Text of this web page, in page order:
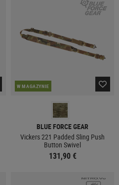
W MAGAZYNIE
BLUE FORCE GEAR
Vickers 221 Padded Sling Push
Button Swivel
131,90 €